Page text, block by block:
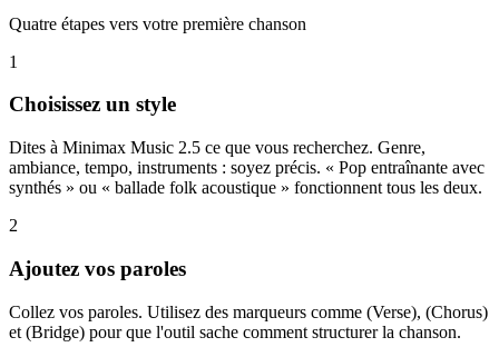
Quatre étapes vers votre première chanson
1
Choisissez un style
Dites à Minimax Music 2.5 ce que vous recherchez. Genre,
ambiance, tempo, instruments : soyez précis. « Pop entraînante avec
synthés » ou « ballade folk acoustique » fonctionnent tous les deux.
2
Ajoutez vos paroles
Collez vos paroles. Utilisez des marqueurs comme (Verse), (Chorus)
et (Bridge) pour que l'outil sache comment structurer la chanson.